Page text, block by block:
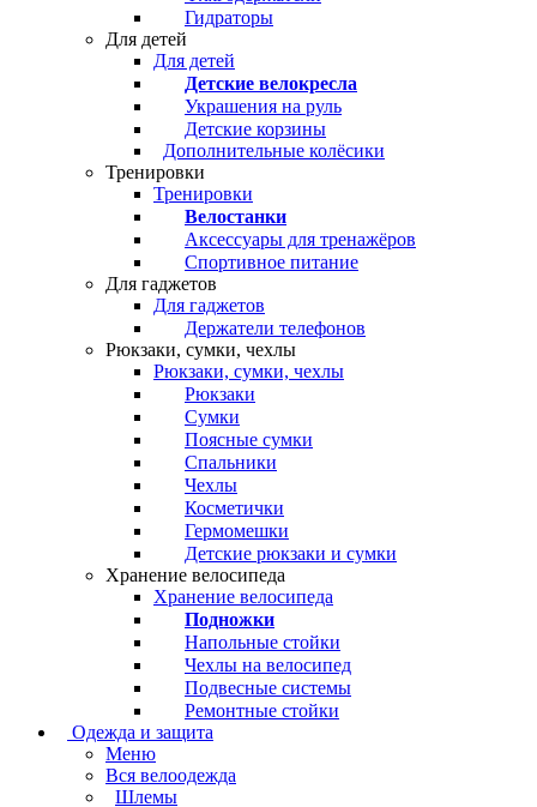
Гидраторы
Для детей
Для детей
Детские велокресла
Украшения на руль
Детские корзины
Дополнительные колёсики
Тренировки
Тренировки
Велостанки
Аксессуары для тренажёров
Спортивное питание
Для гаджетов
Для гаджетов
Держатели телефонов
Рюкзаки, сумки, чехлы
Рюкзаки, сумки, чехлы
Рюкзаки
Сумки
Поясные сумки
Спальники
Чехлы
Косметички
Гермомешки
Детские рюкзаки и сумки
Хранение велосипеда
Хранение велосипеда
Подножки
Напольные стойки
Чехлы на велосипед
Подвесные системы
Ремонтные стойки
Одежда и защита
Меню
Вся велоодежда
Шлемы